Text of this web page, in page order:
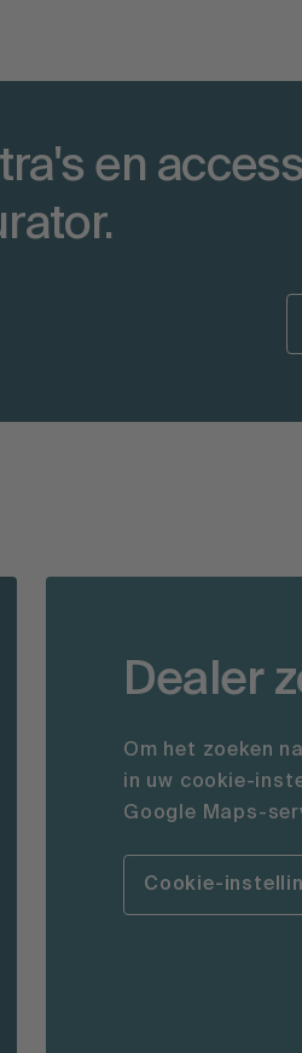
en
Dealer
Om het zoeken
in uw cookie-
Google Maps-
Cookie-